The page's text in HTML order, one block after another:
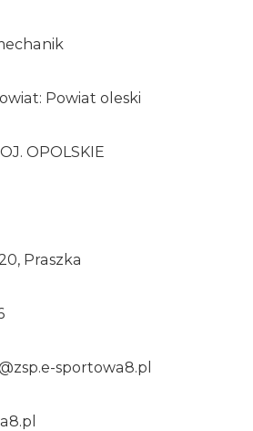
Powiat oleski
OPOLSKIE
Praszka
sportowa8.pl